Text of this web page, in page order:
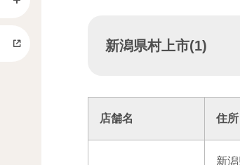
新潟県村上市(1)
店舗名 住
新